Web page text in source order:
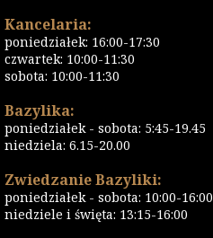
Kancelaria:
poniedziałek: 16:00-17:30
czwartek: 10:00-11:30
sobota: 10:00-11:30
Bazylika:
poniedziałek - sobota: 5:45-19.45
niedziela: 6.15-20.00
Zwiedzanie Bazyliki:
poniedziałek - sobota: 10:00-16:00
niedziele i święta: 13:15-16:00